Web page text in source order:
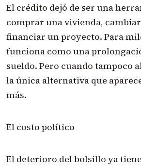
El crédito dejó de ser una
comprar una vivienda,
financiar un proyecto. Para
funciona como una
sueldo. Pero cuando tampoco
la única alternativa que
más.
El costo político
El deterioro del bolsillo ya